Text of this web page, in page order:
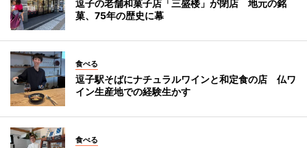
逗子の老舗和菓子店「三盛楼」が閉店 地元の銘
菓、75年の歴史に幕
食べる
逗子駅そばにナチュラルワインと和定食の店 仏ワ
イン生産地での経験生かす
食べる